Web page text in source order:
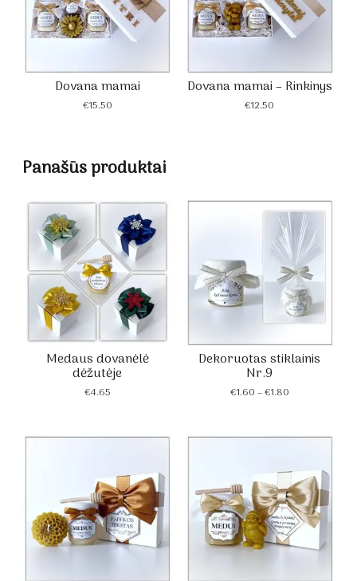
Dovana mamai
€15.50
Dovana mamai – Rinkinys
€12.50
Panašūs produktai
Medaus dovanėlė
dėžutėje
€4.65
Dekoruotas stiklainis
Nr.9
€1.60 –€1.80Price
through